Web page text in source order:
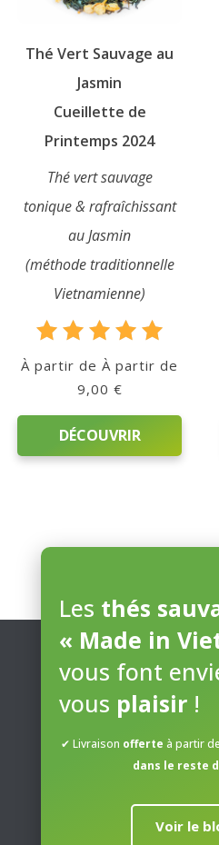
?
Témoignages
E-
books
La
Boutique
Blog
Contact
Mon
compte
Thé Vert Sauvage au
Jasmin
Cueillette de
Printemps 2024
Thé vert sauvage
tonique & rafraîchissant
au Jasmin
(méthode traditionnelle
Vietnamienne)
Note
5.00
sur 5
À partir de
9,00 €
DÉCOUVRIR
plusieurs
peuvent
choisies
Les thés
« Made in
vous font
vous plaisir!
✔ Livraison offerte à partir de
dans le reste
Voir le